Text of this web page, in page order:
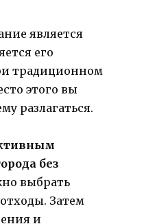
является
его
традиционном
этого вы
разлагаться.
без
выбрать
Затем
и